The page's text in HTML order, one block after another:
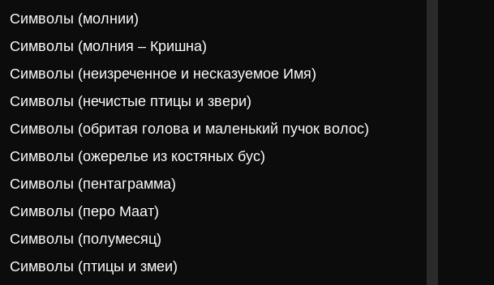
Символы (молнии)
Символы (молния – Кришна)
Символы (неизреченное и несказуемое Имя)
Символы (нечистые птицы и звери)
Символы (обритая голова и маленький пучок волос)
Символы (ожерелье из костяных бус)
Символы (пентаграмма)
Символы (перо Маат)
Символы (полумесяц)
Символы (птицы и змеи)